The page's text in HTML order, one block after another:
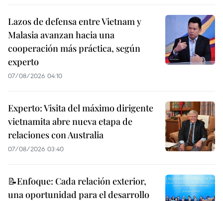
Lazos de defensa entre Vietnam y
Malasia avanzan hacia una
cooperación más práctica, según
experto
07/08/2026 04:10
Experto: Visita del máximo dirigente
vietnamita abre nueva etapa de
relaciones con Australia
07/08/2026 03:40
📝Enfoque: Cada relación exterior,
una oportunidad para el desarrollo